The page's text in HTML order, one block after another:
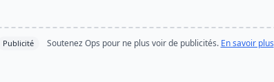
Publicité Soutenez Ops pour ne plus voir de publicités. En savoir plus